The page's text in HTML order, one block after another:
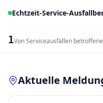
Echtzeit-Service-
1Von Serviceausfällen
Aktuelle